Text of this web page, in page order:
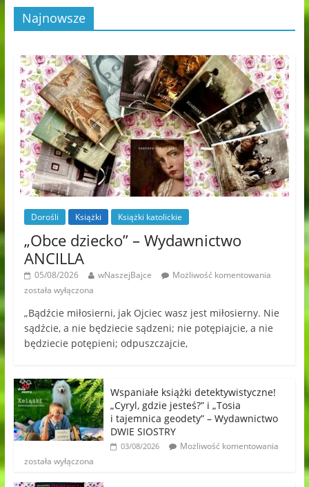
Najnowsze
Dorośli Książki Książki katolickie
„Obce dziecko” – Wydawnictwo
ANCILLA
05/08/2026 wNaszejBajce
Możliwość komentowania
została wyłączona
„Bądźcie miłosierni, jak Ojciec wasz jest miłosierny. Nie
sądźcie, a nie będziecie sądzeni; nie potępiajcie, a nie
będziecie potępieni; odpuszczajcie,
Wspaniałe książki detektywistyczne!
„Cyryl, gdzie jesteś?” i „Tosia
i tajemnica geodety” – Wydawnictwo
DWIE SIOSTRY
03/08/2026
Możliwość komentowania
została wyłączona